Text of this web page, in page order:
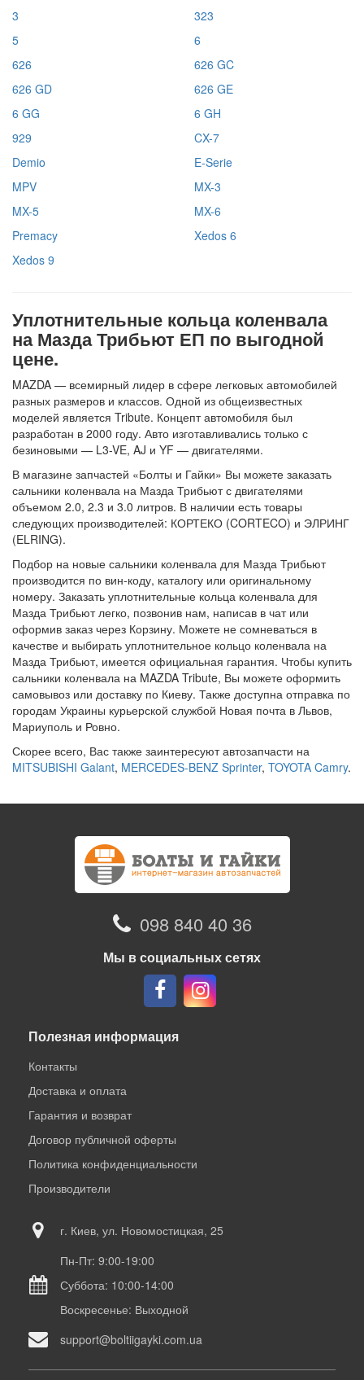
3
323
5
6
626
626 GC
626 GD
626 GE
6 GG
6 GH
929
CX-7
Demio
E-Serie
MPV
MX-3
MX-5
MX-6
Premacy
Xedos 6
Xedos 9
Уплотнительные кольца коленвала
на Мазда Трибьют ЕП по выгодной
цене.
MAZDA — всемирный лидер в сфере легковых автомобилей
разных размеров и классов. Одной из общеизвестных
моделей является Tribute. Концепт автомобиля был
разработан в 2000 году. Авто изготавливались только с
безиновыми — L3-VE, AJ и YF — двигателями.
В магазине запчастей «Болты и Гайки» Вы можете заказать
сальники коленвала на Мазда Трибьют с двигателями
объемом 2.0, 2.3 и 3.0 литров. В наличии есть товары
следующих производителей: КОРТЕКО (CORTECO) и ЭЛРИНГ
(ELRING).
Подбор на новые сальники коленвала для Мазда Трибьют
производится по вин-коду, каталогу или оригинальному
номеру. Заказать уплотнительные кольца коленвала для
Мазда Трибьют легко, позвонив нам, написав в чат или
оформив заказ через Корзину. Можете не сомневаться в
качестве и выбирать уплотнительное кольцо коленвала на
Мазда Трибьют, имеется официальная гарантия. Чтобы купить
сальники коленвала на MAZDA Tribute, Вы можете оформить
самовывоз или доставку по Киеву. Также доступна отправка по
городам Украины курьерской службой Новая почта в Львов,
Мариуполь и Ровно.
Скорее всего, Вас также заинтересуют автозапчасти на
MITSUBISHI Galant, MERCEDES-BENZ Sprinter, TOYOTA Camry.
098 840 40 36
Мы в социальных сетях
Полезная информация
Контакты
Доставка и оплата
Гарантия и возврат
Договор публичной оферты
Политика конфиденциальности
Производители
г. Киев, ул. Новомостицкая, 25
Пн-Пт: 9:00-19:00
Суббота: 10:00-14:00
Воскресенье: Выходной
support@boltiigayki.com.ua